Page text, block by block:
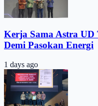
Kerja Sama Astra
Demi Pasokan Energi
1 days ago